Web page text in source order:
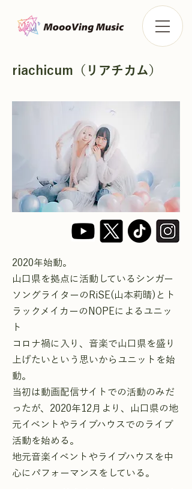
2020年始動。
山口県を拠点に活動しているシンガー
ソングライターのRiSE(山本莉晴)とト
ラックメイカーのNOPEによるユニッ
ト
コロナ禍に入り、音楽で山口県を盛り
上げたいという思いからユニットを始
動。
当初は動画配信サイトでの活動のみだ
ったが、2020年12月より、山口県の地
元イベントやライブハウスでのライブ
活動を始める。
地元音楽イベントやライブハウスを中
心にパフォーマンスをしている。
riachicum（リアチカム）